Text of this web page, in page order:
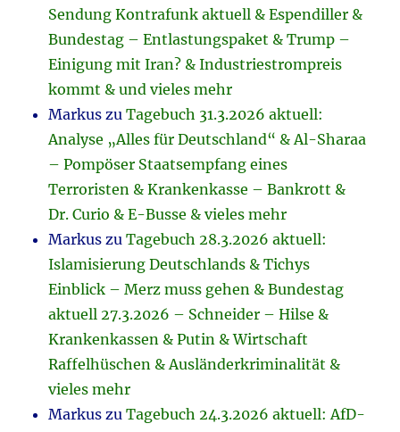
Sendung Kontrafunk aktuell & Espendiller &
Bundestag – Entlastungspaket & Trump –
Einigung mit Iran? & Industriestrompreis
kommt & und vieles mehr
Markus zuTagebuch 31.3.2026 aktuell:
Analyse „Alles für Deutschland“ & Al-Sharaa
– Pompöser Staatsempfang eines
Terroristen & Krankenkasse – Bankrott &
Dr. Curio & E-Busse & vieles mehr
Markus zuTagebuch 28.3.2026 aktuell:
Islamisierung Deutschlands & Tichys
Einblick – Merz muss gehen & Bundestag
aktuell 27.3.2026 – Schneider – Hilse &
Krankenkassen & Putin & Wirtschaft
Raffelhüschen & Ausländerkriminalität &
vieles mehr
Markus zuTagebuch 24.3.2026 aktuell: AfD-